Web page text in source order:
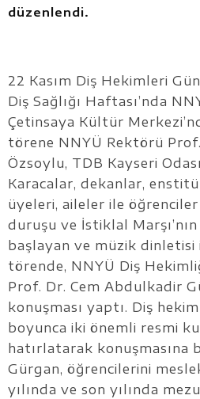
düzenlendi.
22 Kasım Diş Hekimleri
Diş Sağlığı Haftası’nda
Çetinsaya Kültür
törene NNYÜ Rektörü Prof.
Özsoylu, TDB Kayseri
Karacalar, dekanlar,
üyeleri, aileler ile öğrenciler
duruşu ve İstiklal
başlayan ve müzik dinletisi
törende, NNYÜ Diş
Prof. Dr. Cem Abdulkadir
konuşması yaptı. Diş
boyunca iki önemli resmi
hatırlatarak konuşmasına
Gürgan, öğrencilerini
yılında ve son yılında